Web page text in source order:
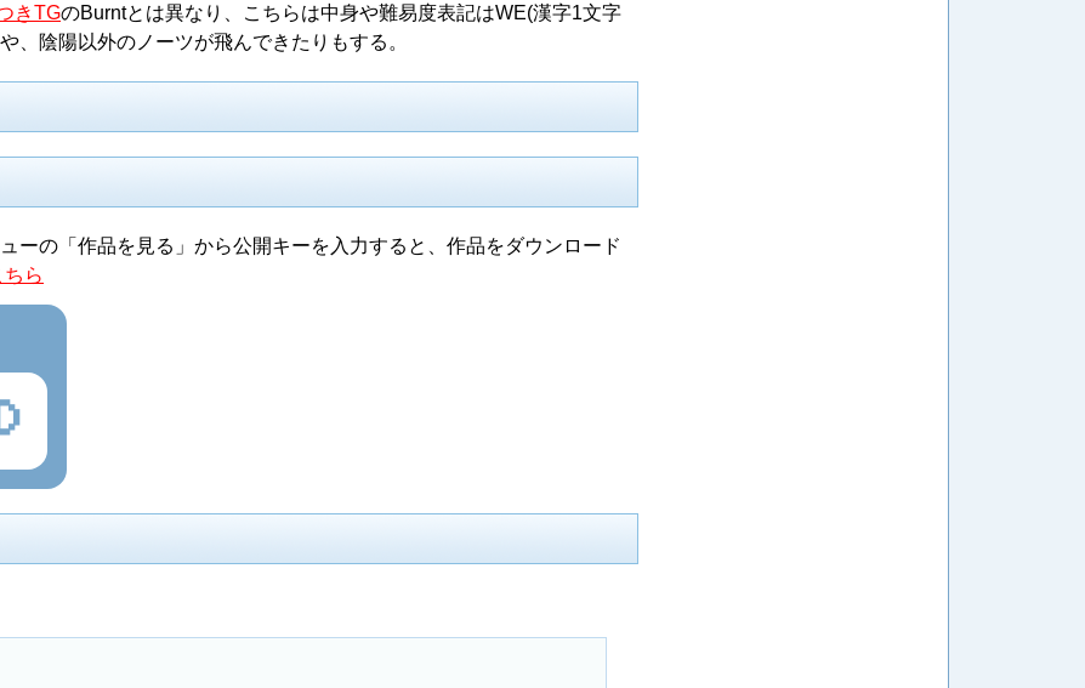
きTGのBurntとは異なり、こちらは中身や難易度表記はWE(漢字1文字
、陰陽以外のノーツが飛んできたりもする。
ーの「作品を見る」から公開キーを入力すると、作品をダウンロード
ちら